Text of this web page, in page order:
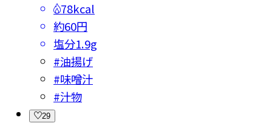
78kcal
約60円
塩分1.9g
#油揚げ
#味噌汁
#汁物
29